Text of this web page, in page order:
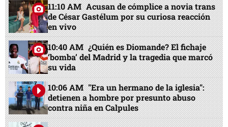
11:10 AM Acusan de cómplice a novia trans
de César Gastélum por su curiosa reacción
en vivo
10:40 AM ¿Quién es Diomande? El fichaje
‘bomba’ del Madrid y la tragedia que marcó
su vida
10:06 AM "Era un hermano de la iglesia":
detienen a hombre por presunto abuso
contra niña en Calpules